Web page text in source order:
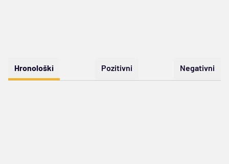
Hronološki Pozitivni Negativni